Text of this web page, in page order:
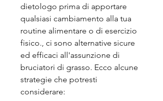
dietologo prima di apportare
qualsiasi cambiamento alla tua
routine alimentare o di esercizio
fisico., ci sono alternative sicure
ed efficaci all'assunzione di
bruciatori di grasso. Ecco alcune
strategie che potresti
considerare: